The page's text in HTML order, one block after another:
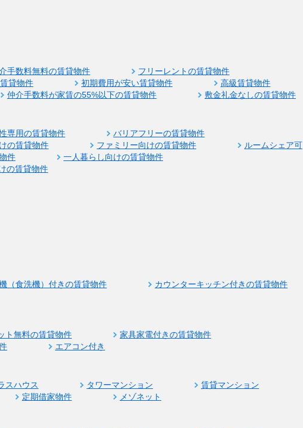
手数料無料の賃貸物件
フリーレントの賃貸物件
貸物件 初期費用が安い賃貸物件
高級賃貸物件
仲介手数料が家賃の55%以下の賃貸物件 敷金礼金なしの賃貸物件
専用の賃貸物件
バリアフリーの賃貸物件
の賃貸物件 ファミリー向けの賃貸物件
ルームシェア可
件
一人暮らし向けの賃貸物件
の賃貸物件
（食洗機）付きの賃貸物件
カウンターキッチン付きの賃貸物件
ト無料の賃貸物件
家具家電付きの賃貸物件
エアコン付き
スハウス タワーマンション
賃貸マンション
定期借家物件 メゾネット